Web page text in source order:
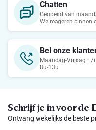
Chatten
Geopend van
We reageren binnen
Bel onze
Maandag-Vrijdag :
8u-13u
Schrijf je in voor de
Ontvang wekelijks de beste